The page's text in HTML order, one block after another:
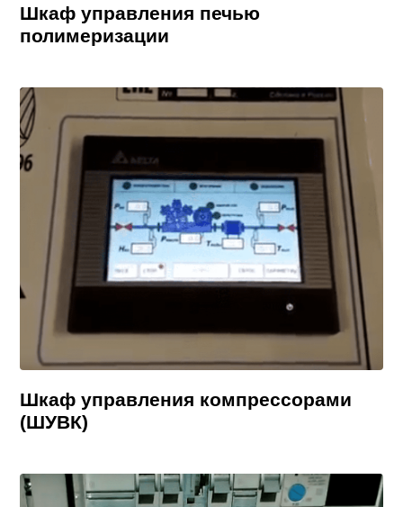
Шкаф управления печью
полимеризации
Шкаф управления компрессорами
(ШУВК)